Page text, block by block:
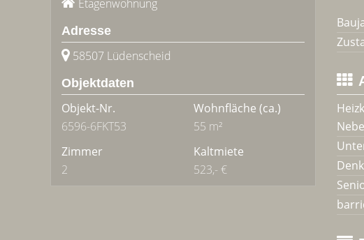
Etagenwohnung
Adresse
58507 Lüdenscheid
Objektdaten
Objekt-Nr.
6596-6FKT53
Wohnfläche (ca.)
55 m²
Zimmer
2
Kaltmiete
523,- €